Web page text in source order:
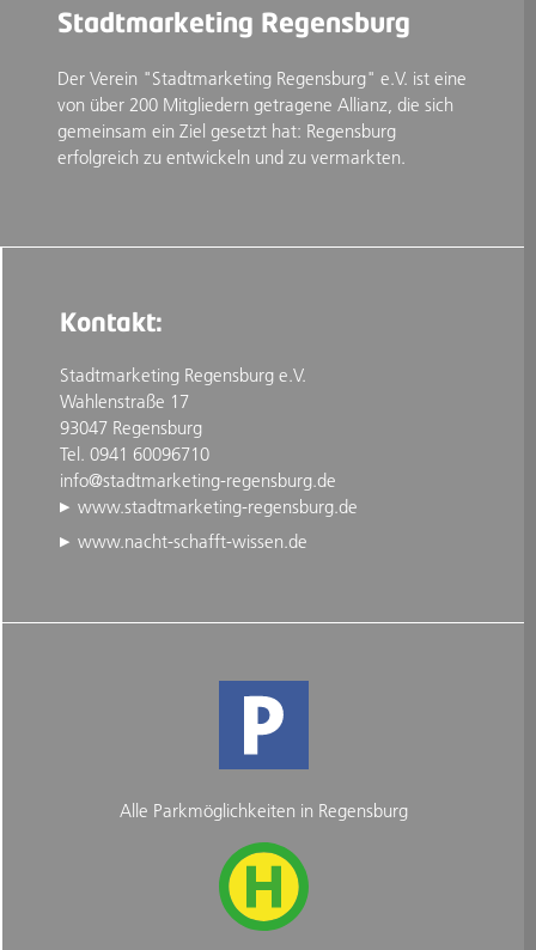
Stadtmarketing Regensburg
Der Verein "Stadtmarketing Regensburg" e.V. ist eine
von über 200 Mitgliedern getragene Allianz, die sich
gemeinsam ein Ziel gesetzt hat: Regensburg
erfolgreich zu entwickeln und zu vermarkten.
Kontakt:
Stadtmarketing Regensburg e.V.
Wahlenstraße 17
93047 Regensburg
Tel. 0941 60096710
info@stadtmarketing-regensburg.de
www.stadtmarketing-regensburg.de
www.nacht-schafft-wissen.de
Alle Parkmöglichkeiten in Regensburg